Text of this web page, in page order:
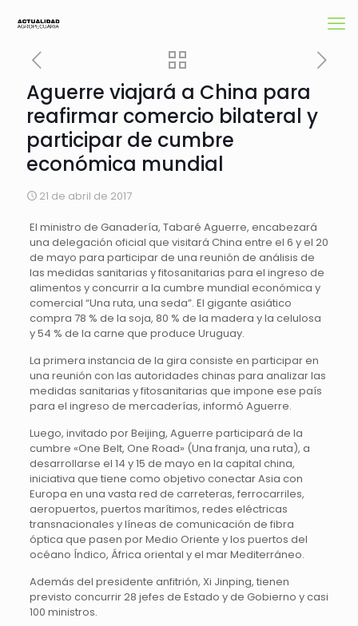
Aguerre viajará a China para
reafirmar comercio bilateral y
participar de cumbre
económica mundial
21 de abril de 2017
El ministro de Ganadería, Tabaré Aguerre, encabezará
una delegación oficial que visitará China entre el 6 y el 20
de mayo para participar de una reunión de análisis de
las medidas sanitarias y fitosanitarias para el ingreso de
alimentos y concurrir a la cumbre mundial económica y
comercial “Una ruta, una seda”. El gigante asiático
compra 78 % de la soja, 80 % de la madera y la celulosa
y 54 % de la carne que produce Uruguay.
La primera instancia de la gira consiste en participar en
una reunión con las autoridades chinas para analizar las
medidas sanitarias y fitosanitarias que impone ese país
para el ingreso de mercaderías, informó Aguerre.
Luego, invitado por Beijing, Aguerre participará de la
cumbre «One Belt, One Road» (Una franja, una ruta), a
desarrollarse el 14 y 15 de mayo en la capital china,
iniciativa que tiene como objetivo conectar Asia con
Europa en una vasta red de carreteras, ferrocarriles,
aeropuertos, puertos marítimos, redes eléctricas
transnacionales y líneas de comunicación de fibra
óptica que pasen por Medio Oriente y los puertos del
océano Índico, África oriental y el mar Mediterráneo.
Además del presidente anfitrión, Xi Jinping, tienen
previsto concurrir 28 jefes de Estado y de Gobierno y casi
100 ministros.